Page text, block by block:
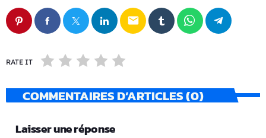
email
RATE IT
COMMENTAIRES D’ARTICLES (0)
Laisser une réponse